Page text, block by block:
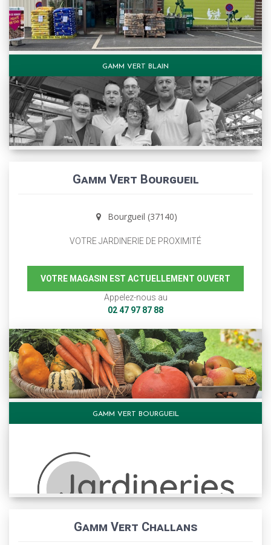
GAMM VERT BLAIN
Gamm Vert Bourgueil
Bourgueil (37140)
VOTRE JARDINERIE DE PROXIMITÉ
VOTRE MAGASIN EST ACTUELLEMENT OUVERT
Appelez-nous au
02 47 97 87 88
GAMM VERT BOURGUEIL
Gamm Vert Challans